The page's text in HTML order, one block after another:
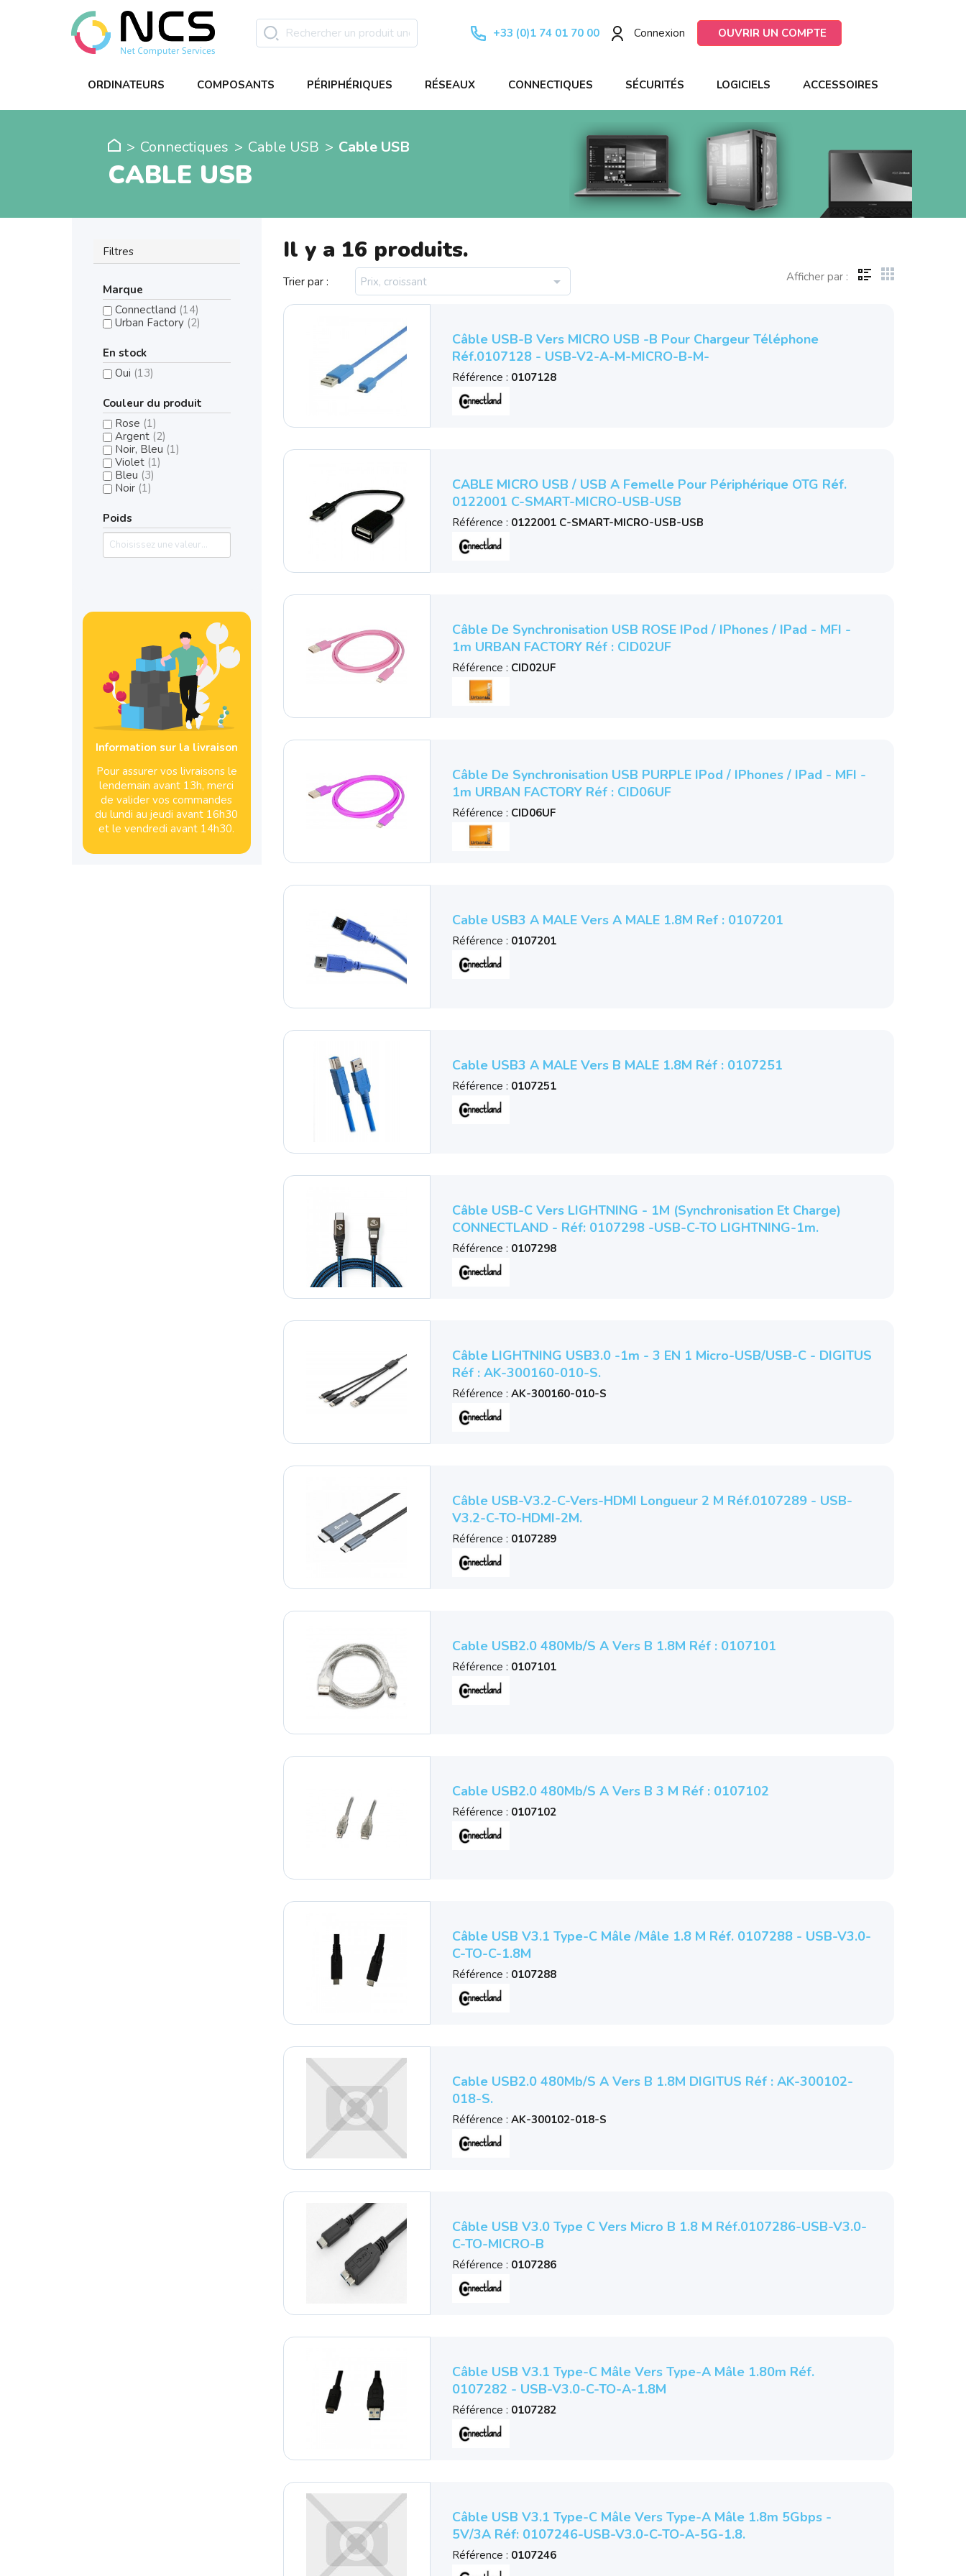
+33 (0)1 74 01 70 00 Connexion OUVRIR UN COMPTE
ORDINATEURS COMPOSANTS PÉRIPHÉRIQUES RÉSEAUX CONNECTIQUES SÉCURITÉS LOGICIELS ACCESSOIRES
Connectiques Cable USB Cable USB
CABLE USB
Filtres
Marque
Connectland (14)
Urban Factory (2)
En stock
Oui (13)
Couleur du produit
Rose (1)
Argent (2)
Noir, Bleu (1)
Violet (1)
Bleu (3)
Noir (1)
Poids
Information sur la livraison
Pour assurer vos livraisons le
lendemain avant 13h, merci
de valider vos commandes
du lundi au jeudi avant 16h30
et le vendredi avant 14h30.
Il y a 16 produits.
Trier par : Prix, croissant  Afficher par :
Câble USB-B Vers MICRO USB -B Pour Chargeur Téléphone
Réf.0107128 - USB-V2-A-M-MICRO-B-M-
Référence : 0107128
CABLE MICRO USB / USB A Femelle Pour Périphérique OTG Réf.
0122001 C-SMART-MICRO-USB-USB
Référence : 0122001 C-SMART-MICRO-USB-USB
Câble De Synchronisation USB ROSE IPod / IPhones / IPad - MFI -
1m URBAN FACTORY Réf : CID02UF
Référence : CID02UF
Câble De Synchronisation USB PURPLE IPod / IPhones / IPad - MFI -
1m URBAN FACTORY Réf : CID06UF
Référence : CID06UF
Cable USB3 A MALE Vers A MALE 1.8M Ref : 0107201
Référence : 0107201
Cable USB3 A MALE Vers B MALE 1.8M Réf : 0107251
Référence : 0107251
Câble USB-C Vers LIGHTNING - 1M (synchronisation Et Charge)
CONNECTLAND - Réf: 0107298 -USB-C-TO LIGHTNING-1m.
Référence : 0107298
Câble LIGHTNING USB3.0 -1m - 3 EN 1 Micro-USB/USB-C - DIGITUS
Réf : AK-300160-010-S.
Référence : AK-300160-010-S
Câble USB-V3.2-C-Vers-HDMI Longueur 2 M Réf.0107289 - USB-
V3.2-C-TO-HDMI-2M.
Référence : 0107289
Cable USB2.0 480Mb/s A Vers B 1.8M Réf : 0107101
Référence : 0107101
Cable USB2.0 480Mb/s A Vers B 3 M Réf : 0107102
Référence : 0107102
Câble USB V3.1 Type-C Mâle /Mâle 1.8 M Réf. 0107288 - USB-V3.0-
C-TO-C-1.8M
Référence : 0107288
Cable USB2.0 480Mb/s A Vers B 1.8M DIGITUS Réf : AK-300102-
018-S.
Référence : AK-300102-018-S
Câble USB V3.0 Type C Vers Micro B 1.8 M Réf.0107286-USB-V3.0-
C-TO-MICRO-B
Référence : 0107286
Câble USB V3.1 Type-C Mâle Vers Type-A Mâle 1.80m Réf.
0107282 - USB-V3.0-C-TO-A-1.8M
Référence : 0107282
Câble USB V3.1 Type-C Mâle Vers Type-A Mâle 1.8m 5Gbps -
5V/3A Réf: 0107246-USB-V3.0-C-TO-A-5G-1.8.
Référence : 0107246